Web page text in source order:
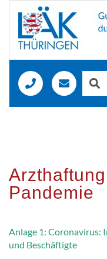
Pandemie
Anlage 1: Coronavirus:
und Beschäftigte